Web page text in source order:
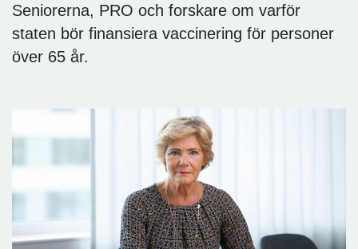
Seniorerna, PRO och forskare om varför
staten bör finansiera vaccinering för personer
över 65 år.